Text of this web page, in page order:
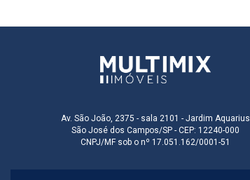
Av. São João, 2375 - sala 2101 - Jardim Aquarius
São José dos Campos/SP - CEP: 12240-000
CNPJ/MF sob o nº 17.051.162/0001-51